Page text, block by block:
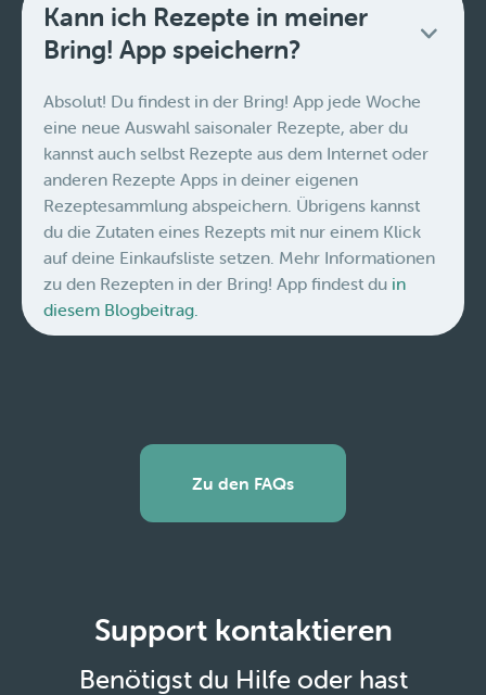
Kann ich Rezepte in meiner
Bring! App speichern?
Absolut! Du findest in der Bring! App jede Woche
eine neue Auswahl saisonaler Rezepte, aber du
kannst auch selbst Rezepte aus dem Internet oder
anderen Rezepte Apps in deiner eigenen
Rezeptesammlung abspeichern. Übrigens kannst
du die Zutaten eines Rezepts mit nur einem Klick
auf deine Einkaufsliste setzen. Mehr Informationen
zu den Rezepten in der Bring! App findest du in
diesem Blogbeitrag.
Zu den FAQs
Support kontaktieren
Benötigst du Hilfe oder hast